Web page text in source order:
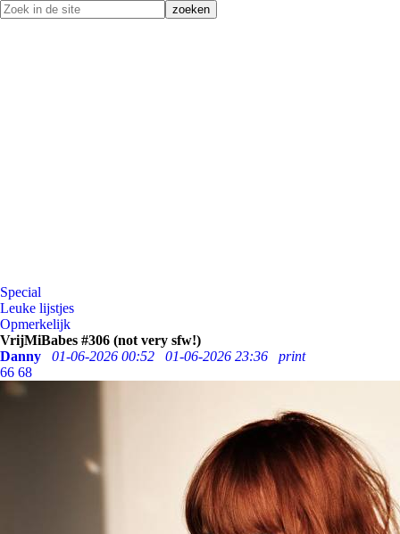
Special
Leuke lijstjes
Opmerkelijk
VrijMiBabes #306 (not very sfw!)
Danny
01-06-2026 00:52 01-06-2026 23:36
print
66 68